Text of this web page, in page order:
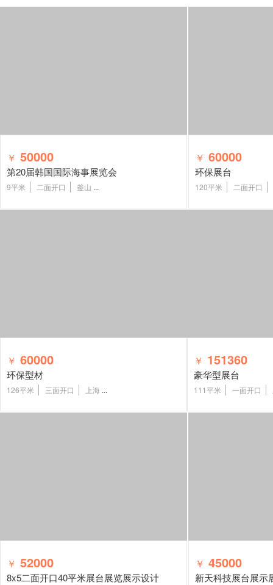
￥ 50000
第20届韩国国际海事展览会
9平米 二面开口 釜山 ...
￥ 60000
环保展台
120平米 二面开口
￥ 60000
环保型材
126平米 三面开口 上海 ...
￥ 151360
豪华型展台
111平米 一面开口
￥ 52000
8x5二面开口40平米展台展览展示设计
￥ 45000
新天科技展台展示